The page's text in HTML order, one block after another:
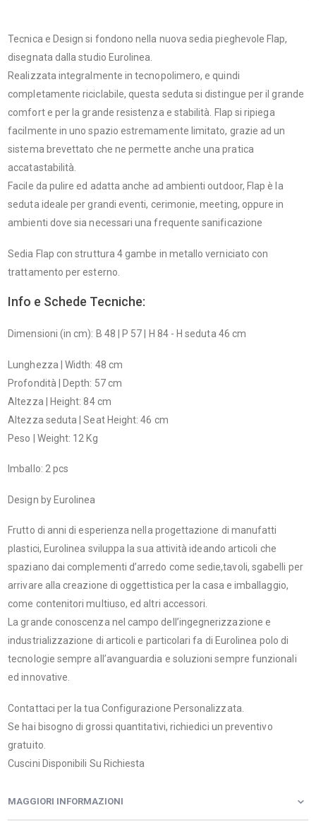
Tecnica e Design si fondono nella nuova sedia pieghevole Flap,
disegnata dalla studio Eurolinea.
Realizzata integralmente in tecnopolimero, e quindi
completamente riciclabile, questa seduta si distingue per il grande
comfort e per la grande resistenza e stabilità. Flap si ripiega
facilmente in uno spazio estremamente limitato, grazie ad un
sistema brevettato che ne permette anche una pratica
accatastabilità.
Facile da pulire ed adatta anche ad ambienti outdoor, Flap è la
seduta ideale per grandi eventi, cerimonie, meeting, oppure in
ambienti dove sia necessari una frequente sanificazione
Sedia Flap con struttura 4 gambe in metallo verniciato con
trattamento per esterno.
Info e Schede Tecniche:
Dimensioni (in cm): B 48 | P 57 | H 84 - H seduta 46 cm
Lunghezza | Width: 48 cm
Profondità | Depth: 57 cm
Altezza | Height: 84 cm
Altezza seduta | Seat Height: 46 cm
Peso | Weight: 12 Kg
Imballo: 2 pcs
Design by Eurolinea
Frutto di anni di esperienza nella progettazione di manufatti
plastici, Eurolinea sviluppa la sua attività ideando articoli che
spaziano dai complementi d’arredo come sedie,tavoli, sgabelli per
arrivare alla creazione di oggettistica per la casa e imballaggio,
come contenitori multiuso, ed altri accessori.
La grande conoscenza nel campo dell’ingegnerizzazione e
industrializzazione di articoli e particolari fa di Eurolinea polo di
tecnologie sempre all’avanguardia e soluzioni sempre funzionali
ed innovative.
Contattaci per la tua Configurazione Personalizzata.
Se hai bisogno di grossi quantitativi, richiedici un preventivo
gratuito.
Cuscini Disponibili Su Richiesta
MAGGIORI INFORMAZIONI